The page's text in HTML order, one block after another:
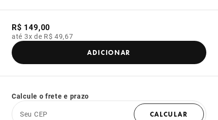
R$ 149,00
até 3x de R$ 49,67
ADICIONAR
Calcule o frete e prazo
Seu CEP
CALCULAR